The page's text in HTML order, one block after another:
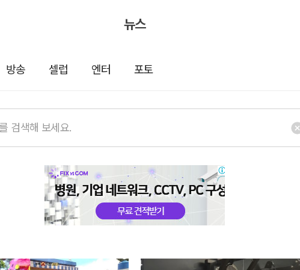
뉴스
방송 셀럽 엔터 포토